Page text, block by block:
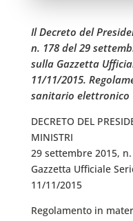
Il Decreto del
n. 178 del 29
sulla Gazzetta
11/11/2015.
sanitario elettronico
DECRETO DEL
MINISTRI
29 settembre 2015,
Gazzetta Ufficiale
11/11/2015
Regolamento in